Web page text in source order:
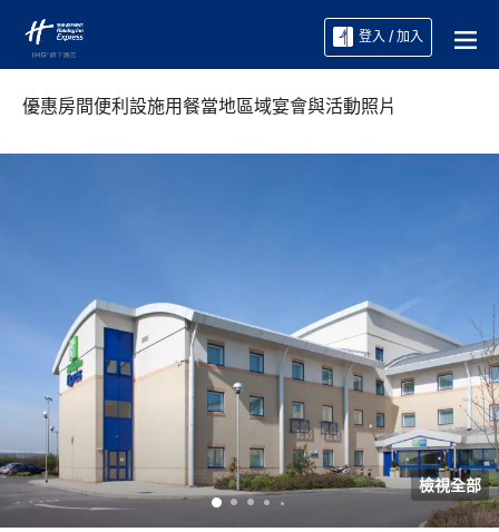
登入 / 加入
優惠房間便利設施用餐當地區域宴會與活動照片
檢視全部